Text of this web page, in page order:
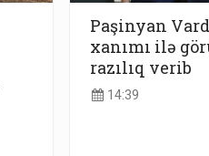
Paşinyan
xanımı ilə
razılıq verib
14:39